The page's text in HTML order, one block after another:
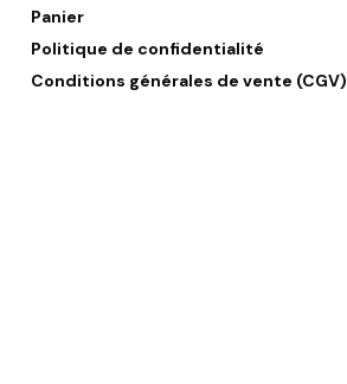
Panier
Politique de confidentialité
Conditions générales de vente (CGV)